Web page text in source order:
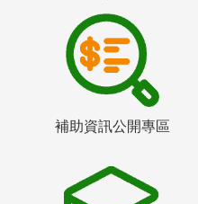
補助資訊公開專區